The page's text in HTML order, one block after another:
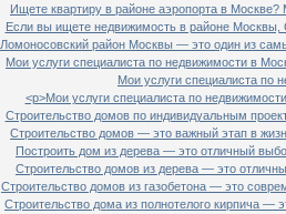
Ищете квартиру в районе аэропорта в
Если вы ищете недвижимость в районе Москвы,
Ломоносовский район Москвы — это один из
Мои услуги специалиста по недвижимости в
Мои услуги специалиста по
<p>Мои услуги специалиста по
Строительство домов по индивидуальным
Строительство домов — это важный этап в
Построить дом из дерева — это отличный
Строительство домов из дерева — это
Строительство домов из газобетона — это
Строительство дома из полнотелого кирпича —